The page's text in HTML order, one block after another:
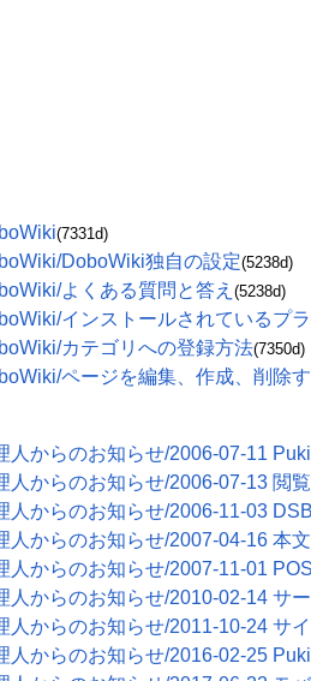
(7331d)
DoboWiki独自の設定(5238d)
よくある質問と答え (5238d)
インストールされているプ
カテゴリへの登録方法(7350d)
ページを編集、作成、削除
人からのお知らせ/2006-07-11
人からのお知らせ/2006-07-13 閲
人からのお知らせ/2006-11-03
人からのお知らせ/2007-04-16 本
人からのお知らせ/2007-11-01
人からのお知らせ/2010-02-14 サ
人からのお知らせ/2011-10-24 サ
人からのお知らせ/2016-02-25